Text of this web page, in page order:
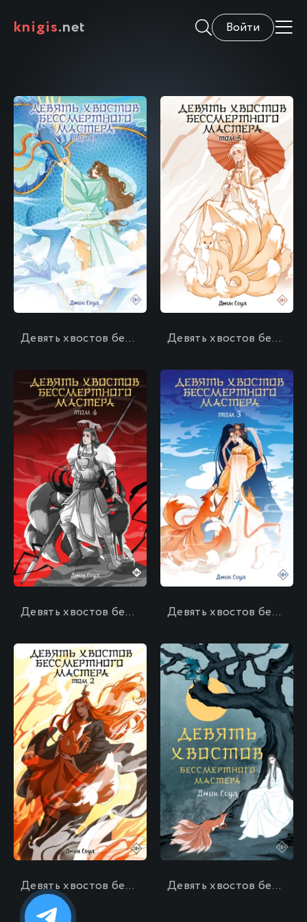
knigis.net Войти
Девять хвостов бессмертного мастера. Том 6
Девять хвостов бессмертного мастера. Том 5
\
Девять хвостов бессмертного мастера. Том 4
Девять хвостов бессмертного мастера. Том 3
\
Девять хвостов бессмертного мастера. Том 2
\
Девять хвостов бессмертного мастера